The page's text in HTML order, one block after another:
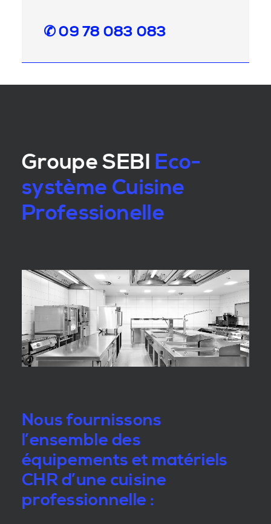
✆ 09 78 083 083
Groupe SEBI Eco-
système Cuisine
Professionelle
Nous fournissons
l’ensemble des
équipements et matériels
CHR d’une cuisine
professionnelle :